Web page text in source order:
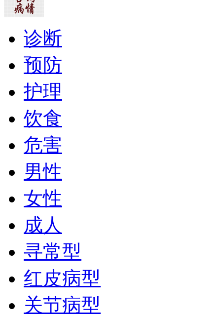
诊断
预防
护理
饮食
危害
男性
女性
成人
寻常型
红皮病型
关节病型